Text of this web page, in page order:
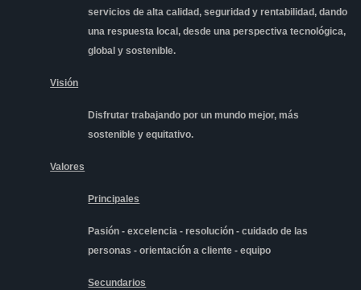
servicios de alta calidad, seguridad y rentabilidad, dando
una respuesta local, desde una perspectiva tecnológica,
global y sostenible.
Visión
Disfrutar trabajando por un mundo mejor, más
sostenible y equitativo.
Valores
Principales
Pasión - excelencia - resolución - cuidado de las
personas - orientación a cliente - equipo
Secundarios